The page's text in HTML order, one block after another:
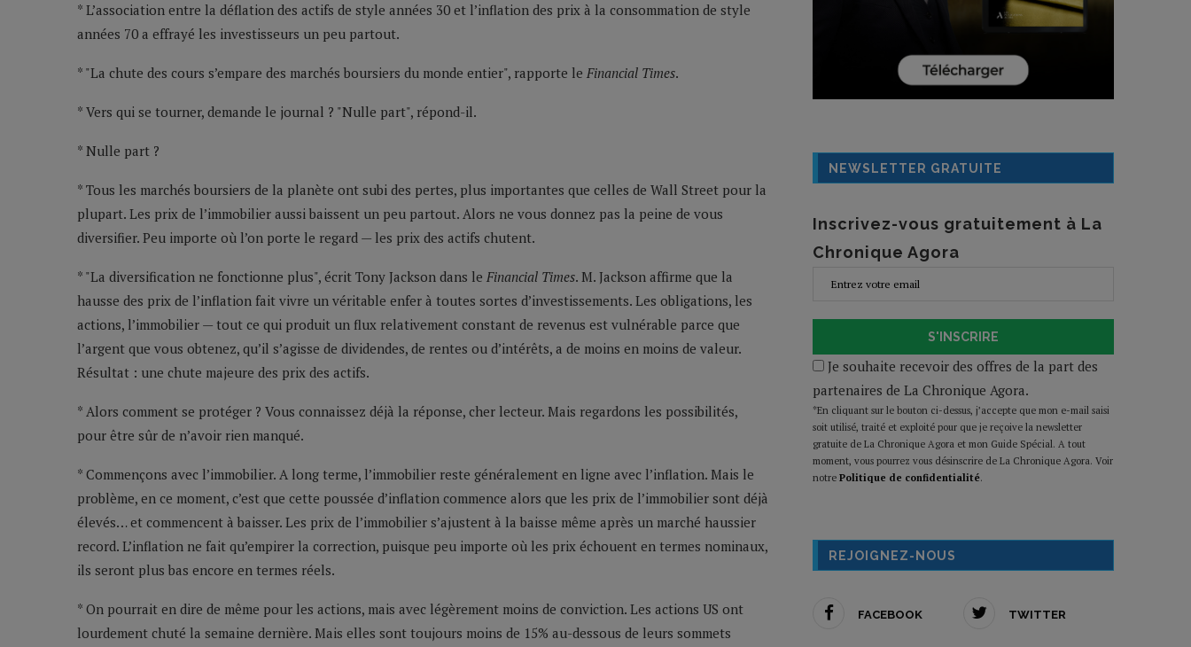
* L’association entre la déflation des actifs de style années 30 et l’inflation des prix à la consommation de style
années 70 a effrayé les investisseurs un peu partout.
* "La chute des cours s’empare des marchés boursiers du monde entier", rapporte le Financial Times.
* Vers qui se tourner, demande le journal ? "Nulle part", répond-il.
* Nulle part ?
* Tous les marchés boursiers de la planète ont subi des pertes, plus importantes que celles de Wall Street pour la
plupart. Les prix de l’immobilier aussi baissent un peu partout. Alors ne vous donnez pas la peine de vous
diversifier. Peu importe où l’on porte le regard — les prix des actifs chutent.
* "La diversification ne fonctionne plus", écrit Tony Jackson dans le Financial Times. M. Jackson affirme que la
hausse des prix de l’inflation fait vivre un véritable enfer à toutes sortes d’investissements. Les obligations, les
actions, l’immobilier — tout ce qui produit un flux relativement constant de revenus est vulnérable parce que
l’argent que vous obtenez, qu’il s’agisse de dividendes, de rentes ou d’intérêts, a de moins en moins de valeur.
Résultat : une chute majeure des prix des actifs.
* Alors comment se protéger ? Vous connaissez déjà la réponse, cher lecteur. Mais regardons les possibilités,
pour être sûr de n’avoir rien manqué.
* Commençons avec l’immobilier. A long terme, l’immobilier reste généralement en ligne avec l’inflation. Mais le
problème, en ce moment, c’est que cette poussée d’inflation commence alors que les prix de l’immobilier sont déjà
élevés… et commencent à baisser. Les prix de l’immobilier s’ajustent à la baisse même après un marché haussier
record. L’inflation ne fait qu’empirer la correction, puisque peu importe où les prix échouent en termes nominaux,
ils seront plus bas encore en termes réels.
* On pourrait en dire de même pour les actions, mais avec légèrement moins de conviction. Les actions US ont
lourdement chuté la semaine dernière. Mais elles sont toujours moins de 15% au-dessous de leurs sommets
NEWSLETTER GRATUITE
Inscrivez-vous gratuitement à La
Chronique Agora
S'INSCRIRE
Je souhaite recevoir des offres de la part des
partenaires de La Chronique Agora.
*En cliquant sur le bouton ci-dessus, j’accepte que mon e-mail saisi
soit utilisé, traité et exploité pour que je reçoive la newsletter
gratuite de La Chronique Agora et mon Guide Spécial. A tout
moment, vous pourrez vous désinscrire de La Chronique Agora. Voir
notre Politique de confidentialité.
REJOIGNEZ-NOUS
FACEBOOK TWITTER